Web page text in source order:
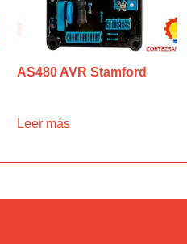
AS480 AVR Stamford
Leer más